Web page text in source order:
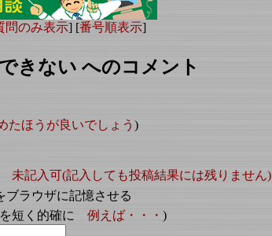
問のみ表示] [番号順表示]
きない へのコメント
たほうが良いでしょう )
未記入可(記入しても投稿結果には残りません)
ブラウザに記憶させる
短く的確に 例えば・・・ )